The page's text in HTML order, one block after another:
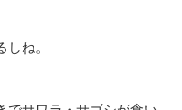
ね。